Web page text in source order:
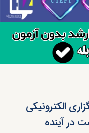
الکترونیکی
در آینده